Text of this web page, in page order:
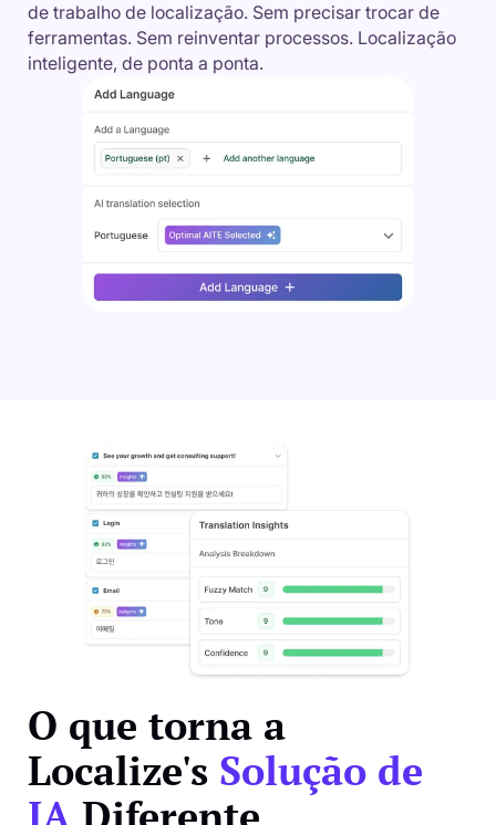
de trabalho de localização. Sem precisar trocar de
ferramentas. Sem reinventar processos. Localização
inteligente, de ponta a ponta.
O que torna a
Localize's Solução de